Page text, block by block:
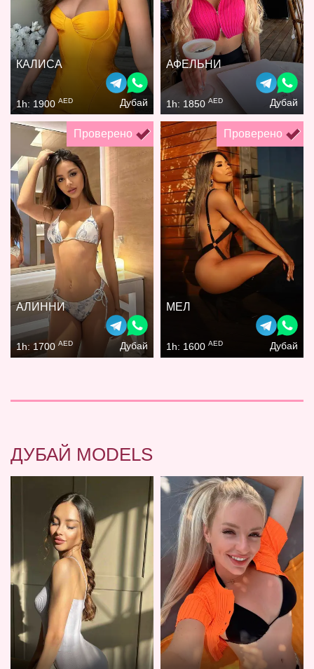
КАЛИСА
1h: 1900 AED Дубай
АФЕЛЬНИ
1h: 1850 AED Дубай
Проверено
АЛИННИ
1h: 1700 AED Дубай
Проверено
МЕЛ
1h: 1600 AED Дубай
ДУБАЙ MODELS